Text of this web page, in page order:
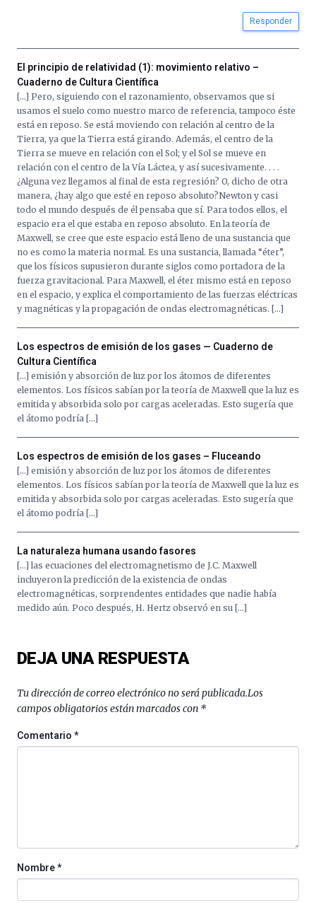
Responder
El principio de relatividad (1): movimiento relativo –
Cuaderno de Cultura Científica
[…] Pero, siguiendo con el razonamiento, observamos que si
usamos el suelo como nuestro marco de referencia, tampoco éste
está en reposo. Se está moviendo con relación al centro de la
Tierra, ya que la Tierra está girando. Además, el centro de la
Tierra se mueve en relación con el Sol; y el Sol se mueve en
relación con el centro de la Vía Láctea, y así sucesivamente. . . .
¿Alguna vez llegamos al final de esta regresión? O, dicho de otra
manera, ¿hay algo que esté en reposo absoluto?Newton y casi
todo el mundo después de él pensaba que sí. Para todos ellos, el
espacio era el que estaba en reposo absoluto. En la teoría de
Maxwell, se cree que este espacio está lleno de una sustancia que
no es como la materia normal. Es una sustancia, llamada “éter”,
que los físicos supusieron durante siglos como portadora de la
fuerza gravitacional. Para Maxwell, el éter mismo está en reposo
en el espacio, y explica el comportamiento de las fuerzas eléctricas
y magnéticas y la propagación de ondas electromagnéticas. […]
Los espectros de emisión de los gases — Cuaderno de
Cultura Científica
[…] emisión y absorción de luz por los átomos de diferentes
elementos. Los físicos sabían por la teoría de Maxwell que la luz es
emitida y absorbida solo por cargas aceleradas. Esto sugería que
el átomo podría […]
Los espectros de emisión de los gases – Fluceando
[…] emisión y absorción de luz por los átomos de diferentes
elementos. Los físicos sabían por la teoría de Maxwell que la luz es
emitida y absorbida solo por cargas aceleradas. Esto sugería que
el átomo podría […]
La naturaleza humana usando fasores
[…] las ecuaciones del electromagnetismo de J.C. Maxwell
incluyeron la predicción de la existencia de ondas
electromagnéticas, sorprendentes entidades que nadie había
medido aún. Poco después, H. Hertz observó en su […]
DEJA UNA RESPUESTA
Tu dirección de correo electrónico no será publicada.Los
campos obligatorios están marcados con *
Comentario*
Nombre*